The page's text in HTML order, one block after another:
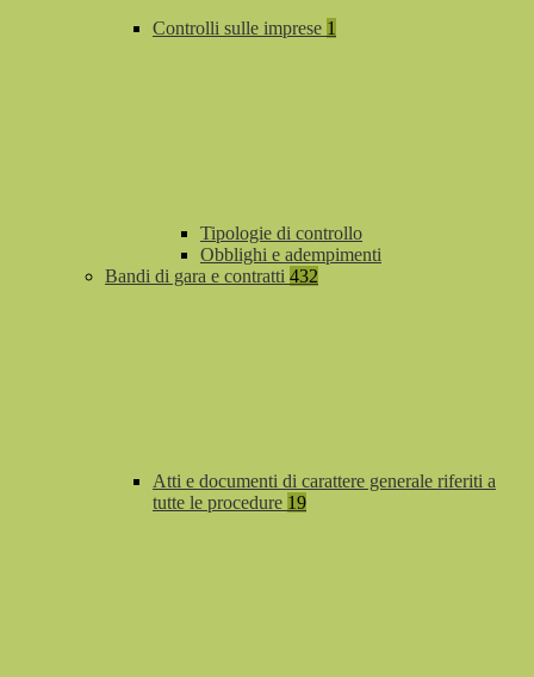
Controlli sulle imprese 1
Tipologie di controllo
Obblighi e adempimenti
Bandi di gara e contratti 432
Atti e documenti di carattere generale riferiti a
tutte le procedure 19